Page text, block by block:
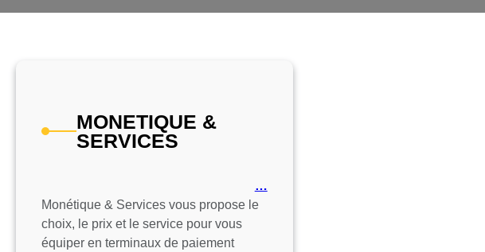
MONETIQUE &
SERVICES
…
Monétique & Services vous propose le
choix, le prix et le service pour vous
équiper en terminaux de paiement